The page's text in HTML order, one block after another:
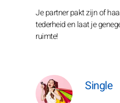
Je partner pakt zijn of
tederheid en laat je
ruimte!
Single